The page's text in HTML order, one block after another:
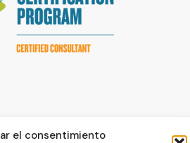
el consentimiento